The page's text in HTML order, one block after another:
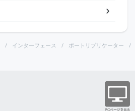
インターフェース ポートリプリケーター